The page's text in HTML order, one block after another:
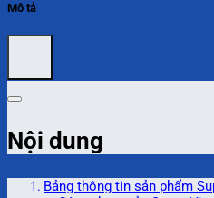
Mô tả
Nội dung
Bảng thông tin sản phẩm